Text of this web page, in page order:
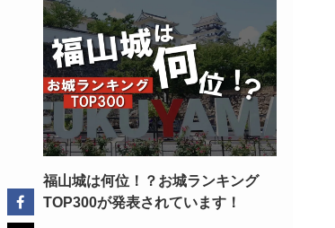
福山城は何位！？お城ランキング
TOP300が発表されています！